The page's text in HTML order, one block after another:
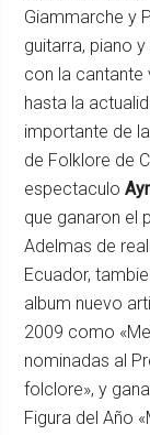
Giammarche y
guitarra, piano
con la cantante
hasta la
importante de
de Folklore de
espectaculo
que ganaron el
Adelmas de
Ecuador,
album nuevo
2009 como
nominadas al
folclore», y
Figura del Año